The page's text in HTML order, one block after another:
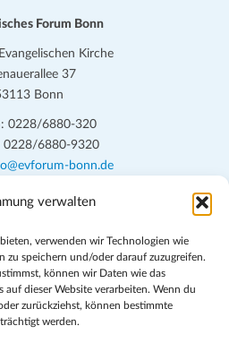
verwalten
verwenden wir Technologien wie
zu speichern und/oder darauf zuzugreifen.
können wir Daten wie das
dieser Website verarbeiten. Wenn du
zurückziehst, können bestimmte
werden.
Forum Bonn
Kirche
37
Bonn
0228/6880-320
0228/6880-9320
bonn.de
Bonn will in seinen zentralen
und öffentlichen Lebens
und ehrlicher Auseinandersetzung
Verheißung des Evangeliums heraus
Leben verantwortlich zu
und zu handeln.